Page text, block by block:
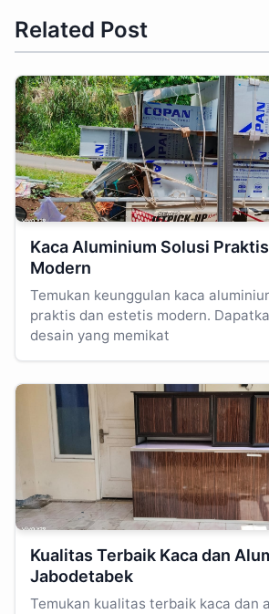
Related Post
Kaca Aluminium Solusi
Modern
Temukan keunggulan kaca
praktis dan estetis modern.
desain yang memikat
Kualitas Terbaik Kaca dan
Jabodetabek
Temukan kualitas terbaik kaca dan